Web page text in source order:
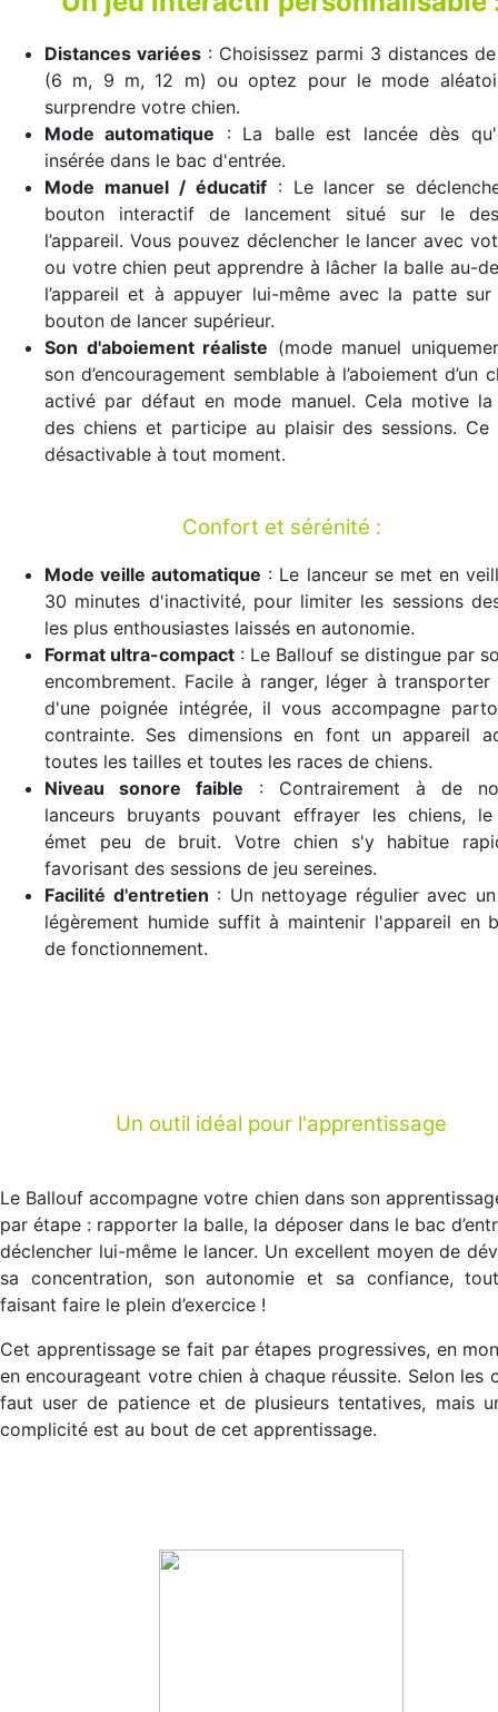
Distances variées : Choisissez parmi 3 distances
(6 m, 9 m, 12 m) ou optez pour le mode
surprendre votre chien.
Mode automatique : La balle est lancée dès
insérée dans le bac d'entrée.
Mode manuel / éducatif: Le lancer se
bouton interactif de lancement situé sur le
l’appareil. Vous pouvez déclencher le lancer avec
ou votre chien peut apprendre à lâcher la balle au-
l’appareil et à appuyer lui-même avec la patte
bouton de lancer supérieur.
Son d'aboiement réaliste (mode manuel
son d’encouragement semblable à l’aboiement d’un
activé par défaut en mode manuel. Cela motive
des chiens et participe au plaisir des sessions. Ce
désactivable à tout moment.
Confort et sérénité :
Mode veille automatique : Le lanceur se met en
30 minutes d'inactivité, pour limiter les sessions
les plus enthousiastes laissés en autonomie.
Format ultra-compact : Le Ballouf se distingue par
encombrement. Facile à ranger, léger à
d'une poignée intégrée, il vous accompagne
contrainte. Ses dimensions en font un appareil
toutes les tailles et toutes les races de chiens.
Niveau sonore faible : Contrairement à de
lanceurs bruyants pouvant effrayer les chiens,
émet peu de bruit. Votre chien s'y habitue
favorisant des sessions de jeu sereines.
Facilité d'entretien : Un nettoyage régulier avec
légèrement humide suffit à maintenir l'appareil en
de fonctionnement.
Un outil idéal pour l'apprentissage
Le Ballouf accompagne votre chien dans son
par étape : rapporter la balle, la déposer dans le bac
déclencher lui-même le lancer. Un excellent moyen de
sa concentration, son autonomie et sa confiance,
faisant faire le plein d’exercice !
Cet apprentissage se fait par étapes progressives, en
en encourageant votre chien à chaque réussite. Selon les
faut user de patience et de plusieurs tentatives, mais
complicité est au bout de cet apprentissage.